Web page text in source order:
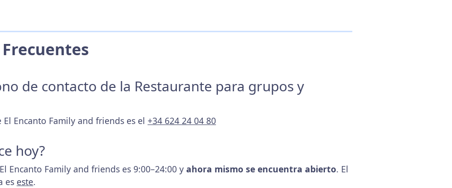
Frecuentes
de contacto de la Restaurante para grupos y
Encanto Family and friends es el +34 624 24 04 80
hoy?
Encanto Family and friends es 9:00–24:00 y ahora mismo se encuentra abierto. El
es este.